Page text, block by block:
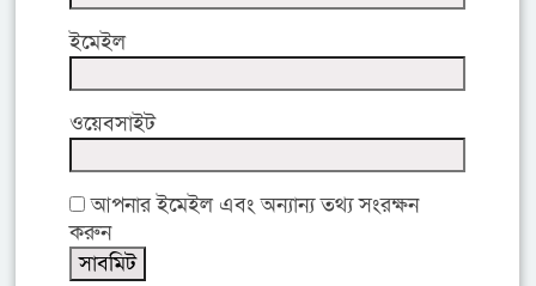
ইমেইল
ওয়েবসাইট
আপনার ইমেইল এবং অন্যান্য তথ্য সংরক্ষন
করুন